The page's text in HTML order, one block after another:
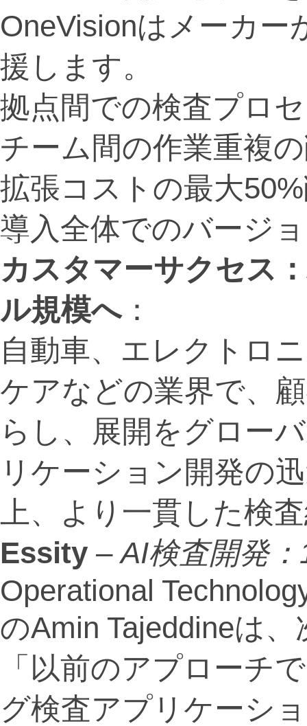
OneVisionはメーカー
援します。
拠点間での検査プロ
チーム間の作業重複
拡張コストの最大
導入全体でのバージ
カスタマーサクセス
ル規模へ：
自動車、エレクトロ
ケアなどの業界で、
らし、展開をグロー
リケーション開発の
上、より一貫した検
Essity –AI検査開発
Operational
のAmin Tajeddineは
「以前のアプローチ
グ検査アプリケーシ